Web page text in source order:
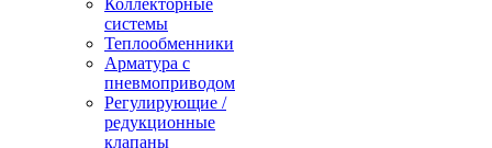
Коллекторные
системы
Теплообменники
Арматура с
пневмоприводом
Регулирующие /
редукционные
клапаны